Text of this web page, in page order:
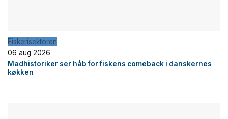
Fiskerisektoren
06 aug 2026
Madhistoriker ser håb for fiskens comeback i danskernes
køkken